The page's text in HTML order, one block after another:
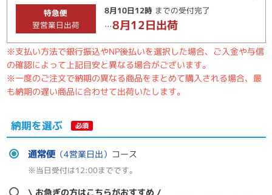
特急便
翌営業日出荷
8月10日12時 までの受付完了
…8月12日出荷
※支払い方法で銀行振込やNP後払いを選択した場合、ご入金や与信
の確認によって上記目安と異なる場合がございます。
※一度のご注文で納期の異なる商品をまとめて購入される場合、最
も納期の遅い商品に合わせて出荷いたします。
納期を選ぶ 必須
通常便（4営業日出） コース
※当日受付は12:00までです。
\ お急ぎの方はこちらがおすすめ /